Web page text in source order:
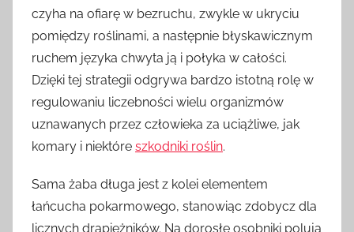
czyha na ofiarę w bezruchu, zwykle w ukryciu
pomiędzy roślinami, a następnie błyskawicznym
ruchem języka chwyta ją i połyka w całości.
Dzięki tej strategii odgrywa bardzo istotną rolę w
regulowaniu liczebności wielu organizmów
uznawanych przez człowieka za uciążliwe, jak
komary i niektóre szkodniki roślin.
Sama żaba długa jest z kolei elementem
łańcucha pokarmowego, stanowiąc zdobycz dla
licznych drapieżników. Na dorosłe osobniki polują